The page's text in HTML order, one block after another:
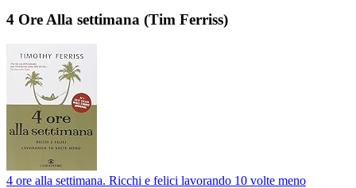
4 Ore Alla settimana (Tim Ferriss)
4 ore alla settimana. Ricchi e felici lavorando 10 volte meno